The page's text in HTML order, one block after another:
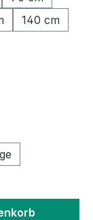
140 cm